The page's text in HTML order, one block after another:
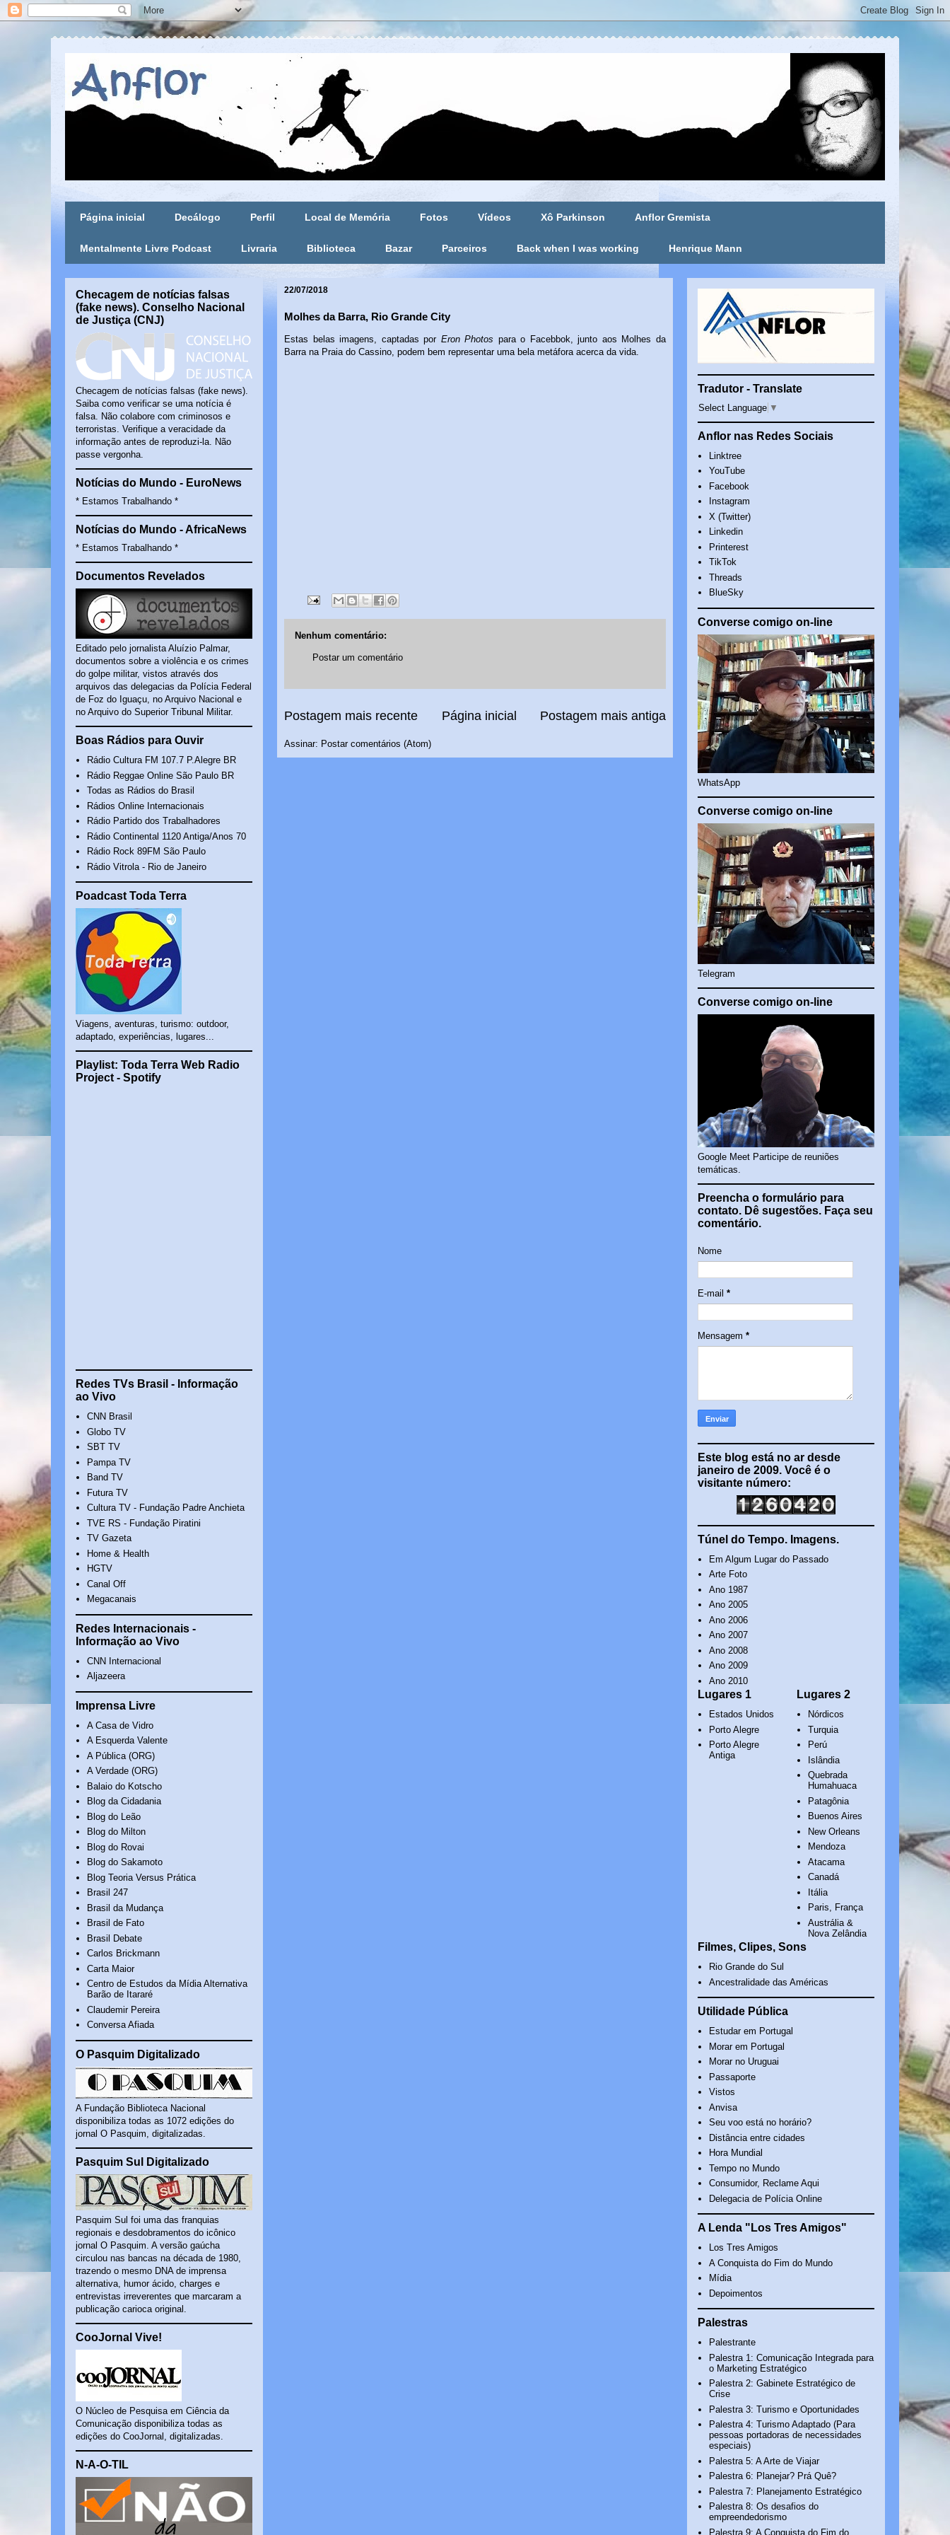
Página inicial Decálogo Perfil Local de Memória Fotos Vídeos Xô Parkinson Anflor Gremista
Mentalmente Livre Podcast Livraria Biblioteca Bazar Parceiros Back when I was working Henrique Mann
22/07/2018
Molhes da Barra, Rio Grande City
Estas belas imagens, captadas por Eron Photos para o Facebbok, junto aos Molhes da
Barra na Praia do Cassino, podem bem representar uma bela metáfora acerca da vida.
Nenhum comentário:
Postar um comentário
Postagem mais recente Postagem mais antiga
Página inicial
Assinar: Postar comentários (Atom)
Checagem de notícias falsas
(fake news). Conselho Nacional
de Justiça (CNJ)
Checagem de notícias falsas (fake news).
Saiba como verificar se uma notícia é
falsa. Não colabore com criminosos e
terroristas. Verifique a veracidade da
informação antes de reproduzi-la. Não
passe vergonha.
Notícias do Mundo - EuroNews
* Estamos Trabalhando *
Notícias do Mundo - AfricaNews
* Estamos Trabalhando *
Documentos Revelados
Editado pelo jornalista Aluízio Palmar,
documentos sobre a violência e os crimes
do golpe militar, vistos através dos
arquivos das delegacias da Polícia Federal
de Foz do Iguaçu, no Arquivo Nacional e
no Arquivo do Superior Tribunal Militar.
Boas Rádios para Ouvir
Rádio Cultura FM 107.7 P.Alegre BR
Rádio Reggae Online São Paulo BR
Todas as Rádios do Brasil
Rádios Online Internacionais
Rádio Partido dos Trabalhadores
Rádio Continental 1120 Antiga/Anos 70
Rádio Rock 89FM São Paulo
Rádio Vitrola - Rio de Janeiro
Poadcast Toda Terra
Viagens, aventuras, turismo: outdoor,
adaptado, experiências, lugares...
Playlist: Toda Terra Web Radio
Project - Spotify
Redes TVs Brasil - Informação
ao Vivo
CNN Brasil
Globo TV
SBT TV
Pampa TV
Band TV
Futura TV
Cultura TV - Fundação Padre Anchieta
TVE RS - Fundação Piratini
TV Gazeta
Home & Health
HGTV
Canal Off
Megacanais
Redes Internacionais -
Informação ao Vivo
CNN Internacional
Aljazeera
Imprensa Livre
A Casa de Vidro
A Esquerda Valente
A Pública (ORG)
A Verdade (ORG)
Balaio do Kotscho
Blog da Cidadania
Blog do Leão
Blog do Milton
Blog do Rovai
Blog do Sakamoto
Blog Teoria Versus Prática
Brasil 247
Brasil da Mudança
Brasil de Fato
Brasil Debate
Carlos Brickmann
Carta Maior
Centro de Estudos da Mídia Alternativa
Barão de Itararé
Claudemir Pereira
Conversa Afiada
O Pasquim Digitalizado
A Fundação Biblioteca Nacional
disponibiliza todas as 1072 edições do
jornal O Pasquim, digitalizadas.
Pasquim Sul Digitalizado
Pasquim Sul foi uma das franquias
regionais e desdobramentos do icônico
jornal O Pasquim. A versão gaúcha
circulou nas bancas na década de 1980,
trazendo o mesmo DNA de imprensa
alternativa, humor ácido, charges e
entrevistas irreverentes que marcaram a
publicação carioca original.
CooJornal Vive!
O Núcleo de Pesquisa em Ciência da
Comunicação disponibiliza todas as
edições do CooJornal, digitalizadas.
N-A-O-TIL
Tradutor - Translate
Select Language ▼
Anflor nas Redes Sociais
Linktree
YouTube
Facebook
Instagram
X (Twitter)
Linkedin
Printerest
TikTok
Threads
BlueSky
Converse comigo on-line
WhatsApp
Converse comigo on-line
Telegram
Converse comigo on-line
Google Meet Participe de reuniões
temáticas.
Preencha o formulário para
contato. Dê sugestões. Faça seu
comentário.
Nome
E-mail *
Mensagem *
Este blog está no ar desde
janeiro de 2009. Você é o
visitante número:
Túnel do Tempo. Imagens.
Em Algum Lugar do Passado
Arte Foto
Ano 1987
Ano 2005
Ano 2006
Ano 2007
Ano 2008
Ano 2009
Ano 2010
Lugares 1
Estados Unidos
Porto Alegre
Porto Alegre
Antiga
Lugares 2
Nórdicos
Turquia
Perú
Islândia
Quebrada
Humahuaca
Patagônia
Buenos Aires
New Orleans
Mendoza
Atacama
Canadá
Itália
Paris, França
Austrália &
Nova Zelândia
Filmes, Clipes, Sons
Rio Grande do Sul
Ancestralidade das Américas
Utilidade Pública
Estudar em Portugal
Morar em Portugal
Morar no Uruguai
Passaporte
Vistos
Anvisa
Seu voo está no horário?
Distância entre cidades
Hora Mundial
Tempo no Mundo
Consumidor, Reclame Aqui
Delegacia de Polícia Online
A Lenda "Los Tres Amigos"
Los Tres Amigos
A Conquista do Fim do Mundo
Mídia
Depoimentos
Palestras
Palestrante
Palestra 1: Comunicação Integrada para
o Marketing Estratégico
Palestra 2: Gabinete Estratégico de
Crise
Palestra 3: Turismo e Oportunidades
Palestra 4: Turismo Adaptado (Para
pessoas portadoras de necessidades
especiais)
Palestra 5: A Arte de Viajar
Palestra 6: Planejar? Prá Quê?
Palestra 7: Planejamento Estratégico
Palestra 8: Os desafios do
empreendedorismo
Palestra 9: A Conquista do Fim do